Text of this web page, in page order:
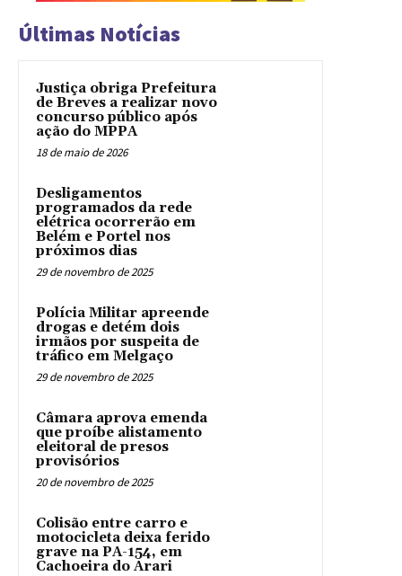
Últimas Notícias
Justiça obriga Prefeitura
de Breves a realizar novo
concurso público após
ação do MPPA
18 de maio de 2026
Desligamentos
programados da rede
elétrica ocorrerão em
Belém e Portel nos
próximos dias
29 de novembro de 2025
Polícia Militar apreende
drogas e detém dois
irmãos por suspeita de
tráfico em Melgaço
29 de novembro de 2025
Câmara aprova emenda
que proíbe alistamento
eleitoral de presos
provisórios
20 de novembro de 2025
Colisão entre carro e
motocicleta deixa ferido
grave na PA-154, em
Cachoeira do Arari